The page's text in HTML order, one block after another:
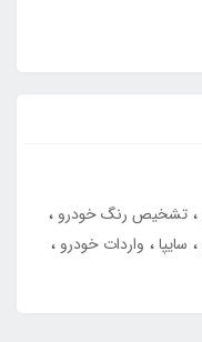
تشخیص رنگ خودرو
سایپا
واردات خودرو